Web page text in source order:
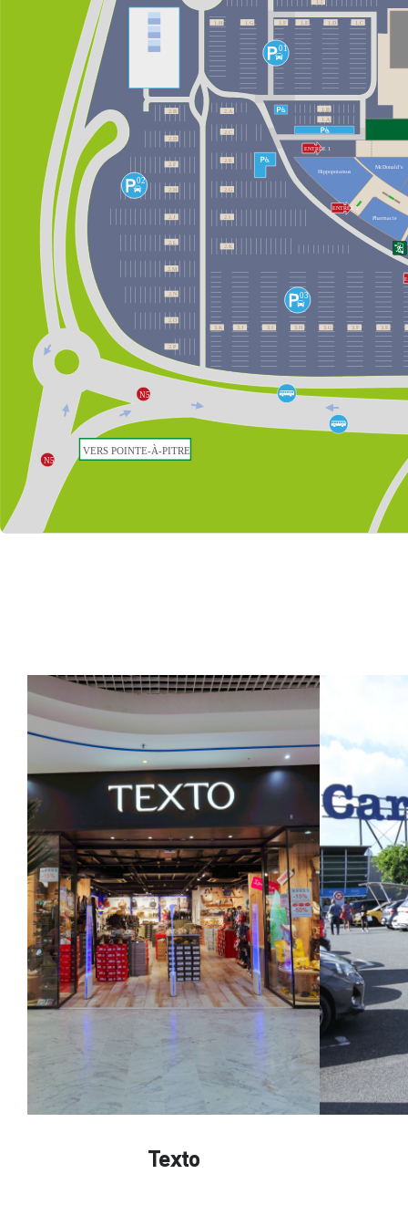
N5
N5
VERS POINTE-À-PITRE
01
02
03
3.K 3.J 3.I 3.H 3.G 3.F 3.E
2.B 2.A
2.C
2.E
2.G
2.I
2.K
2.D
2.F
2.H
2.J
2.L
2.M
2.N
2.O
2.P
1.H 1.G 1.F 1.E 1.D 1.C
1.B
1.A
Hippopotamus
McDonald’s
Pharmacie
ENTRÉE 1
ENTRÉE 2
Texto